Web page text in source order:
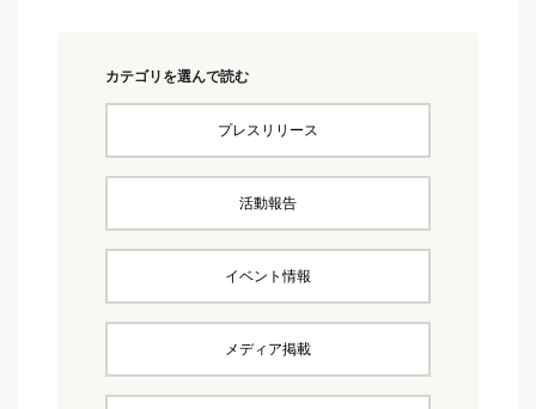
カテゴリを選んで読む
プレスリリース
活動報告
イベント情報
メディア掲載